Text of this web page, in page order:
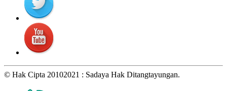
© Hak Cipta 20102021 : Sadaya Hak Ditangtayungan.